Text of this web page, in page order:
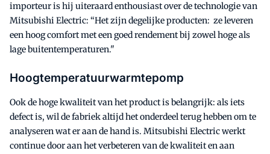
importeur is hij uiteraard enthousiast over de technologie van
Mitsubishi Electric: “Het zijn degelijke producten: ze leveren
een hoog comfort met een goed rendement bij zowel hoge als
lage buitentemperaturen."
Hoogtemperatuurwarmtepomp
Ook de hoge kwaliteit van het product is belangrijk: als iets
defect is, wil de fabriek altijd het onderdeel terug hebben om te
analyseren wat er aan de hand is. Mitsubishi Electric werkt
continue door aan het verbeteren van de kwaliteit en aan